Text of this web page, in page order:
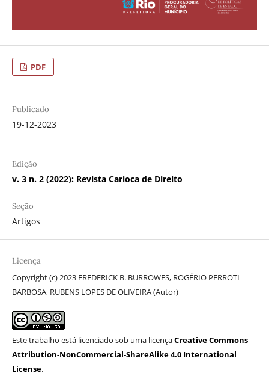
PDF
Publicado
19-12-2023
Edição
v. 3 n. 2 (2022): Revista Carioca de Direito
Seção
Artigos
Licença
Copyright (c) 2023 FREDERICK B. BURROWES, ROGÉRIO PERROTI
BARBOSA, RUBENS LOPES DE OLIVEIRA (Autor)
Este trabalho está licenciado sob uma licençaCreative Commons
Attribution-NonCommercial-ShareAlike 4.0 International
License.